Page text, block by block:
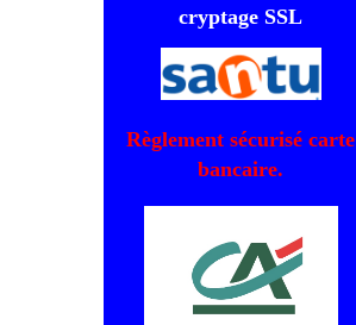
cryptage SSL
Règlement sécurisé carte
bancaire.